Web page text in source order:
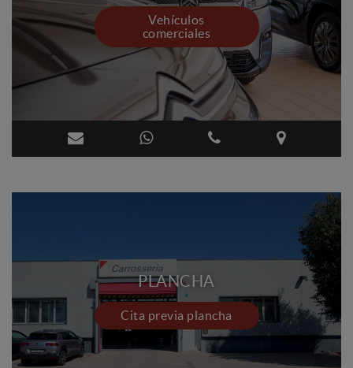
Vehículos
comerciales
PLANCHA
Cita previa plancha